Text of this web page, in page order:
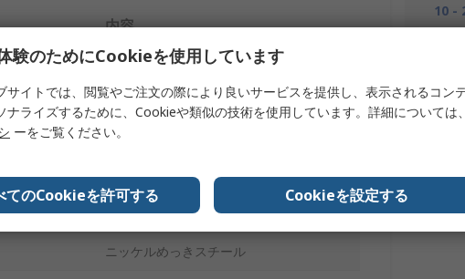
10 -
* 表示
お、上
合せくだ
内容
CONEC
ねじロックセット
アクセサリ
160x106
オス
ニッケルめっきスチール
験のためにCookieを使用しています
サイトでは、閲覧やご注文の際により良いサービスを提供し、表示されるコン
ナライズするために、Cookieや類似の技術を使用しています。詳細については、
ーをご覧ください。
てのCookieを許可する Cookieを設定する